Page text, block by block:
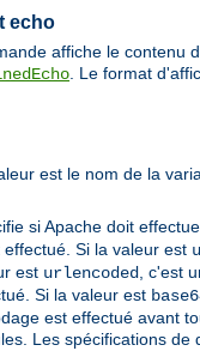
echo
affiche le contenu
. Le format
est le nom de la
si Apache doit
effectué. Si la valeur est
est urlencoded
, c'est
Si la valeur est
est effectué avant
Les spécifications de